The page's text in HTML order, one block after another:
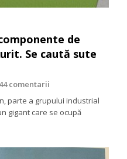
de
Se caută sute
44 comentarii
parte a grupului industrial
gigant care se ocupă